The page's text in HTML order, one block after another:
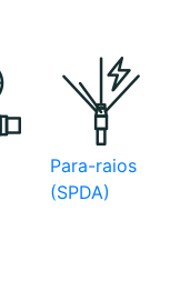
Para-raios
(SPDA)